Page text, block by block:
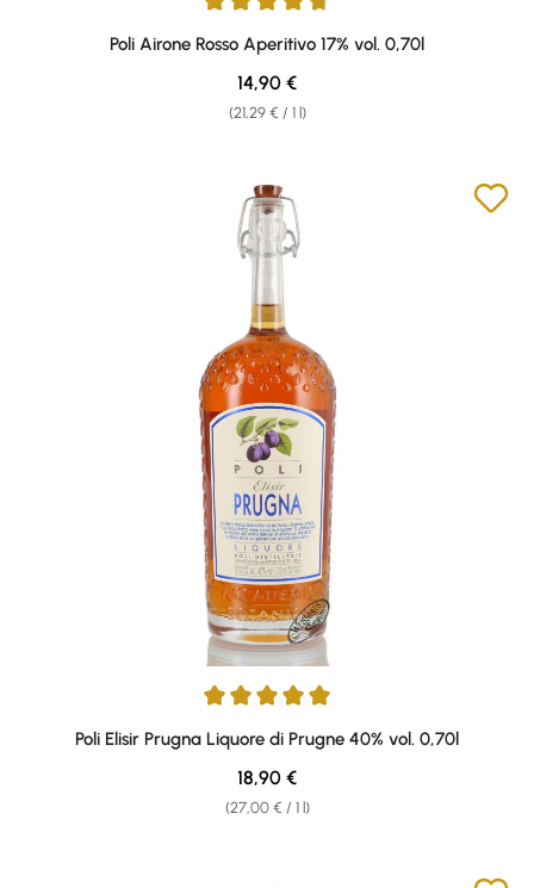
Average rating of 4.86 out of 5 stars
Poli Airone Rosso Aperitivo 17% vol. 0,70l
(21,29 € / 1 l)
Regular price:
14,90 €
Average rating of 5 out of 5 stars
Poli Elisir Prugna Liquore di Prugne 40% vol. 0,70l
(27,00 € / 1 l)
Regular price:
18,90 €